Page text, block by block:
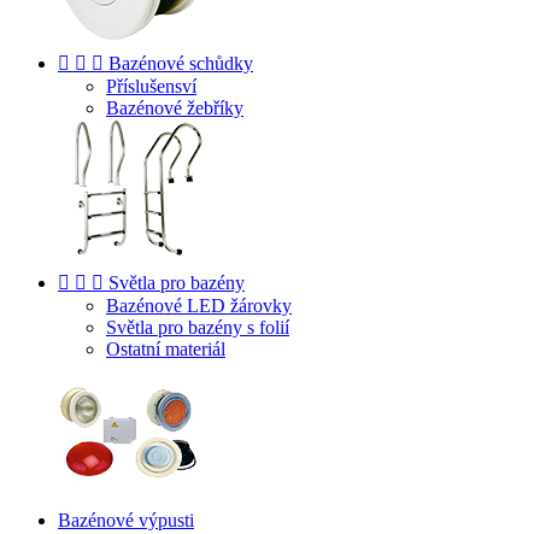
   Bazénové schůdky
Příslušensví
Bazénové žebříky
   Světla pro bazény
Bazénové LED žárovky
Světla pro bazény s folií
Ostatní materiál
Bazénové výpusti